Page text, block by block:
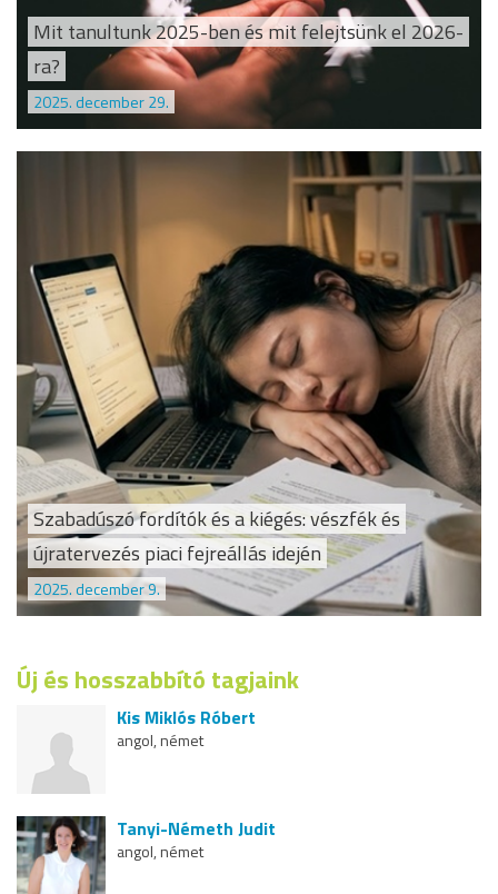
Mit tanultunk 2025-ben és mit felejtsünk el 2026-
ra?
2025. december 29.
Szabadúszó fordítók és a kiégés: vészfék és
újratervezés piaci fejreállás idején
2025. december 9.
Új és hosszabbító tagjaink
Kis Miklós Róbert
angol, német
Tanyi-Németh Judit
angol, német